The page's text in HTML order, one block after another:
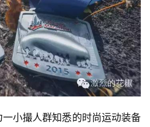
小撮人群知悉的时尚运动装备